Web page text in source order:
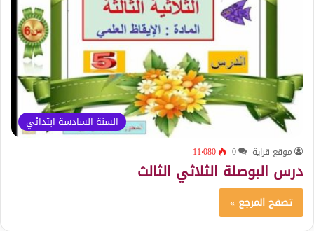
السنة السادسة ابتدائي
موقع قراية 0 11٬080
درس البوصلة الثلاثي الثالث
تصفح المرجع »